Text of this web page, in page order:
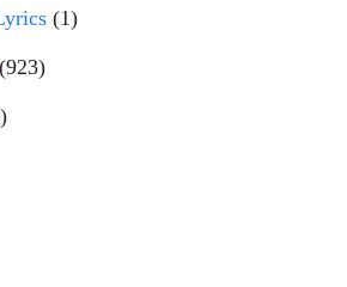
(1)
(923)